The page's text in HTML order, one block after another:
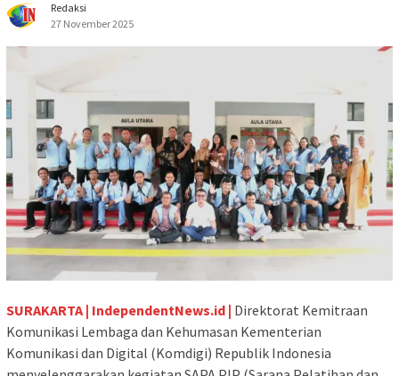
Redaksi
27 November 2025
SURAKARTA | IndependentNews.id | Direktorat Kemitraan
Komunikasi Lembaga dan Kehumasan Kementerian
Komunikasi dan Digital (Komdigi) Republik Indonesia